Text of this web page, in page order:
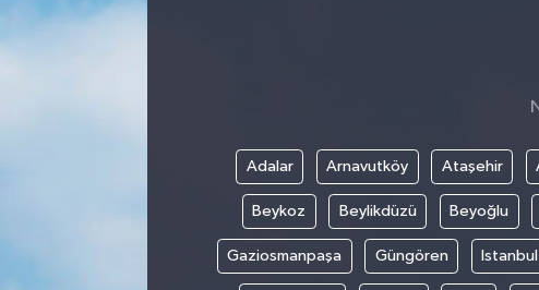
Adalar Arnavutköy Ataşehir
Beykoz Beylikdüzü Beyoğlu
Gaziosmanpaşa Güngören Istanbul